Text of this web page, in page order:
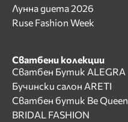
Лунна диета 2026
Ruse Fashion Week
Сватбени колекции
Сватбен Бутик ALEGRA
Бучински салон ARETI
Сватбен бутик Be Queen
BRIDAL FASHION